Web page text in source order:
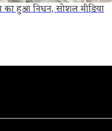
का हुआ निधन, सोशल मीडिया